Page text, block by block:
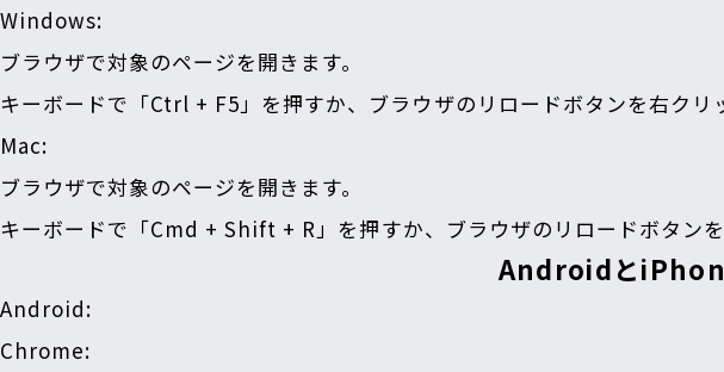
Windows:
ブラウザで対象のページを開きます。
キーボードで「Ctrl + F5」を押すか、ブラウザのリロードボタンを右クリ
Mac:
ブラウザで対象のページを開きます。
キーボードで「Cmd + Shift + R」を押すか、ブラウザのリロードボタン
Androidと
Android:
Chrome: